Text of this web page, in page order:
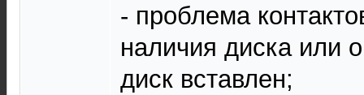
- проблема
наличия диска или
диск вставлен;